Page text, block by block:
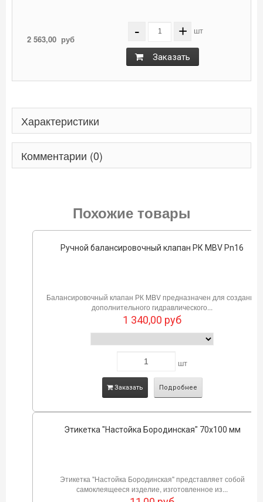
2 563,00руб - + шт
Заказать
Характеристики
Комментарии (0)
Похожие товары
Ручной балансировочный клапан РК MBV Pn16
Балансировочный клапан РК MBV предназначен для создания
дополнительного гидравлического...
1 340,00 руб
шт
Заказать Подробнее
Этикетка "Настойка Бородинская" 70х100 мм
Этикетка "Настойка Бородинская" представляет собой
самоклеящееся изделие, изготовленное из...